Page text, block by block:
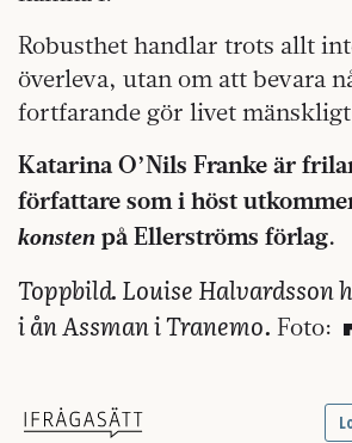
Robusthet handlar trots allt
överleva, utan om att bevara
fortfarande gör livet
Katarina O’Nils Franke är
författare som i höst
konsten på Ellerströms förlag.
Toppbild. Louise Halvardsson
i ån Assman i Tranemo. Foto: